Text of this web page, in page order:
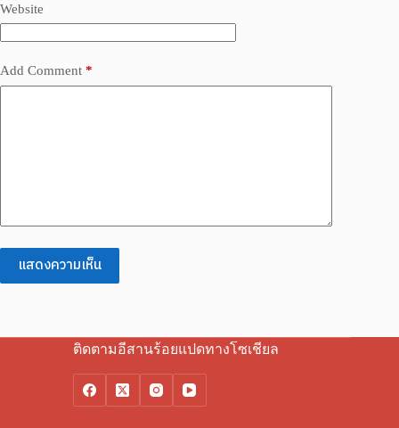
Website
Add Comment *
แสดงความเห็น
ติดตามอีสานร้อยแปดทางโซเชียล